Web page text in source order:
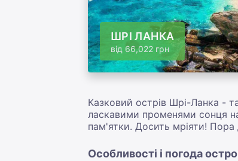
ШРІ ЛАНКА
від 66,022 грн
Казковий острів Шрі-Ланка -
ласкавими променями сонця на
пам'ятки. Досить мріяти!
Особливості і погода